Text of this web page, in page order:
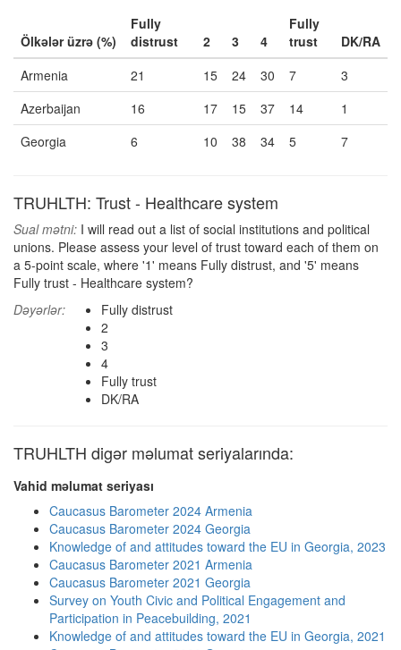
Ölkələr üzrə (%)
Fully
distrust
2 3 4
Fully
trust
DK/RA
Armenia
21 15 24 30 7
3
Azerbaijan
16 17 15 37 14
1
Georgia
6 10 38 34 5 7
TRUHLTH: Trust - Healthcare system
Sual mətni: I will read out a list of social institutions and political
unions. Please assess your level of trust toward each of them on
a 5-point scale, where '1' means Fully distrust, and '5' means
Fully trust - Healthcare system?
Dəyərlər:
Fully distrust
2
3
4
Fully trust
DK/RA
TRUHLTH digər məlumat seriyalarında:
Vahid məlumat seriyası
Caucasus Barometer 2024 Armenia
Caucasus Barometer 2024 Georgia
Knowledge of and attitudes toward the EU in Georgia, 2023
Caucasus Barometer 2021 Armenia
Caucasus Barometer 2021 Georgia
Survey on Youth Civic and Political Engagement and
Participation in Peacebuilding, 2021
Knowledge of and attitudes toward the EU in Georgia, 2021